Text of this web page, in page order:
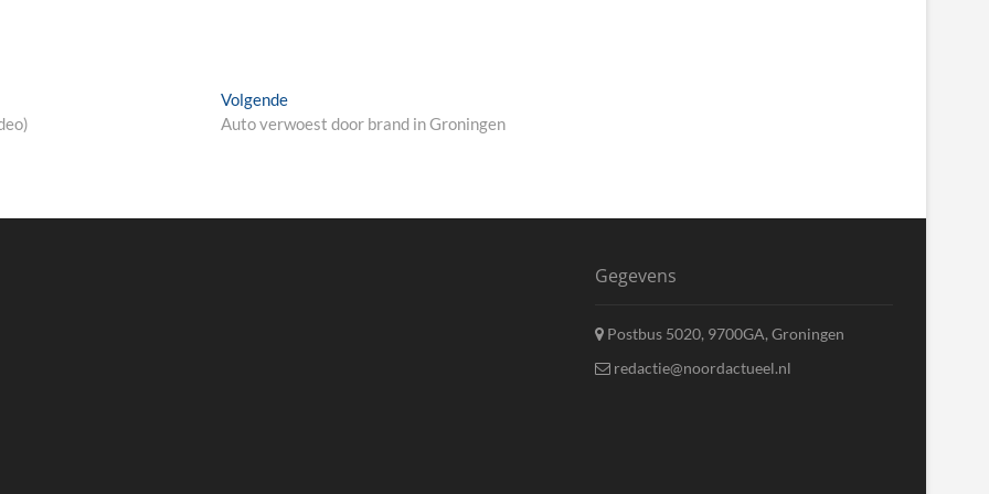
VolgendeNext
post:
Auto verwoest door brand in Groningen
Gegevens
Postbus 5020, 9700GA, Groningen
redactie@noordactueel.nl